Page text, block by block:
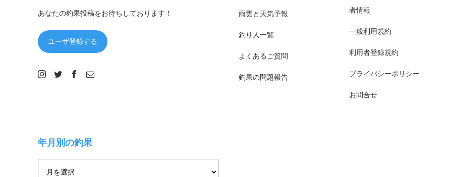
あなたの釣果投稿をお待ちしております！
ユーザ登録する
雨雲と天気予報
釣り人一覧
よくあるご質問
釣果の問題報告
者情報
一般利用規約
利用者登録規約
プライバシーポリシー
お問合せ
年月別の釣果